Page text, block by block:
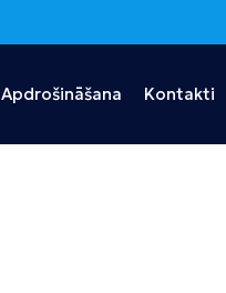
Apdrošināšana Kontakti